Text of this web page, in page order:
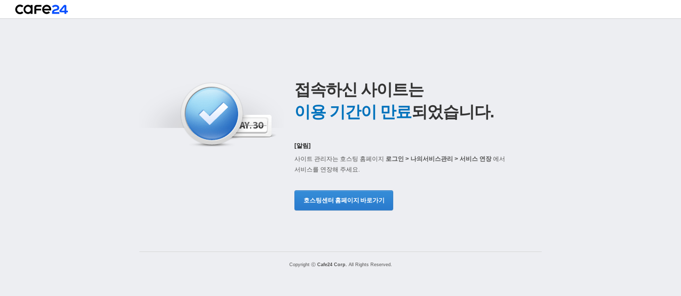
접속하신 사이트는
이용 기간이 만료되었습니다.
[알림]
사이트 관리자는 호스팅 홈페이지 로그인 > 나의서비스관리 > 서비스 연장에서
서비스를 연장해 주세요.
호스팅센터 홈페이지 바로가기
Copyright ⓒ Cafe24 Corp. All Rights Reserved.